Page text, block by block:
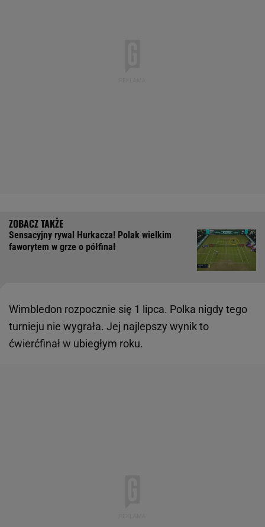
Sensacyjny rywal Hurkacza! Polak wielkim
faworytem w grze o półfinał
Wimbledon rozpocznie się 1 lipca. Polka nigdy tego
turnieju nie wygrała. Jej najlepszy wynik to
ćwierćfinał w ubiegłym roku.